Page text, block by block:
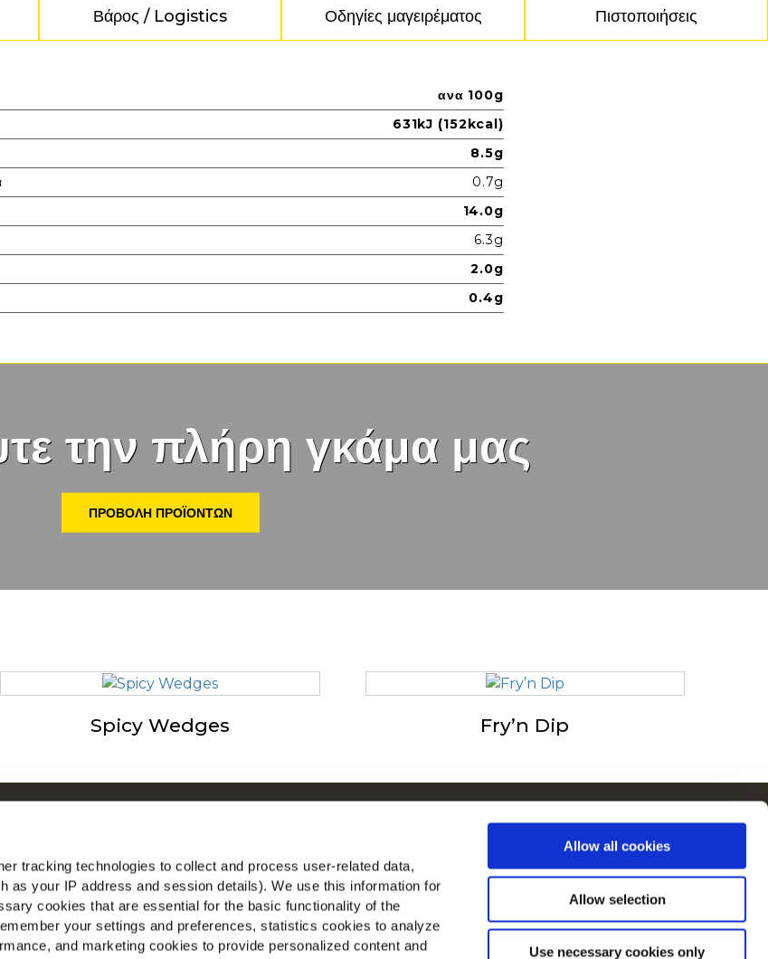
tracking technologies to collect and process user-related data,
as your IP address and session details). We use this information for
cookies that are essential for the basic functionality of the
your settings and preferences, statistics cookies to analyze
and marketing cookies to provide personalized content and
Allow all cookies
Allow selection
Use necessary cookies only
Βάρος / Logistics Οδηγίες μαγειρέματος Πιστοποιήσεις
ανα 100g
631kJ (152kcal)
8.5g
0.7g
14.0g
6.3g
2.0g
0.4g
την πλήρη γκάμα μας
ΠΡΟΒΟΛΉ ΠΡΟΪΌΝΤΩΝ
Spicy Wedges Fry’n Dip
Roots
Η McCain στην Ευρώπη
Βρείτε μας στο